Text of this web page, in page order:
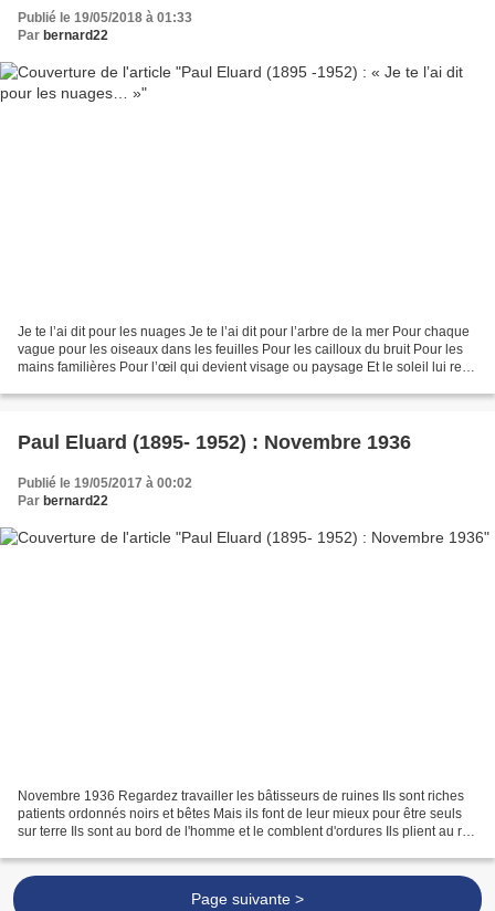
Publié le 19/05/2018 à 01:33
Par bernard22
Je te l’ai dit pour les nuages Je te l’ai dit pour l’arbre de la mer Pour chaque
vague pour les oiseaux dans les feuilles Pour les cailloux du bruit Pour les
mains familières Pour l’œil qui devient visage ou paysage Et le soleil lui rend
Paul Eluard (1895- 1952) : Novembre 1936
Publié le 19/05/2017 à 00:02
Par bernard22
Novembre 1936 Regardez travailler les bâtisseurs de ruines Ils sont riches
patients ordonnés noirs et bêtes Mais ils font de leur mieux pour être seuls
sur terre Ils sont au bord de l'homme et le comblent d'ordures Ils plient au ras
Page suivante >